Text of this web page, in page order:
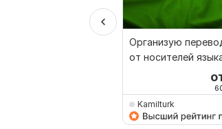
Организую
от носителей
Kamilturk